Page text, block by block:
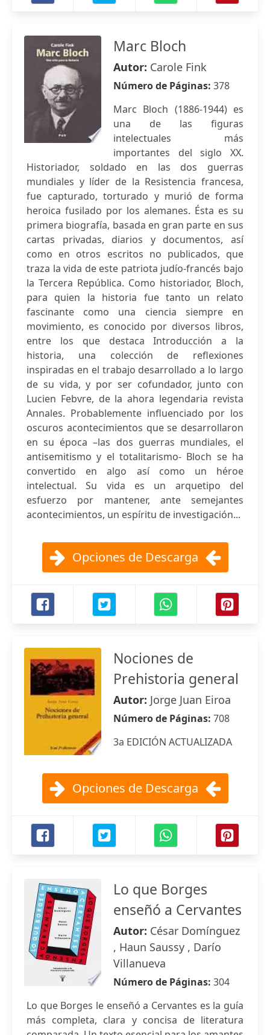
Marc Bloch
Autor: Carole Fink
Número de Páginas: 378
Marc Bloch (1886-1944) es
una de las figuras
intelectuales más
importantes del siglo XX.
Historiador, soldado en las dos guerras
mundiales y líder de la Resistencia francesa,
fue capturado, torturado y murió de forma
heroica fusilado por los alemanes. Ésta es su
primera biografía, basada en gran parte en sus
cartas privadas, diarios y documentos, así
como en otros escritos no publicados, que
traza la vida de este patriota judío-francés bajo
la Tercera República. Como historiador, Bloch,
para quien la historia fue tanto un relato
fascinante como una ciencia siempre en
movimiento, es conocido por diversos libros,
entre los que destaca Introducción a la
historia, una colección de reflexiones
inspiradas en el trabajo desarrollado a lo largo
de su vida, y por ser cofundador, junto con
Lucien Febvre, de la ahora legendaria revista
Annales. Probablemente influenciado por los
oscuros acontecimientos que se desarrollaron
en su época –las dos guerras mundiales, el
antisemitismo y el totalitarismo- Bloch se ha
convertido en algo así como un héroe
intelectual. Su vida es un arquetipo del
esfuerzo por mantener, ante semejantes
acontecimientos, un espíritu de investigación...
Opciones de Descarga
Nociones de
Prehistoria general
Autor: Jorge Juan Eiroa
Número de Páginas: 708
3a EDICIÓN ACTUALIZADA
Opciones de Descarga
Lo que Borges
enseñó a Cervantes
Autor: César Domínguez
, Haun Saussy , Darío
Villanueva
Número de Páginas: 304
Lo que Borges le enseñó a Cervantes es la guía
más completa, clara y concisa de literatura